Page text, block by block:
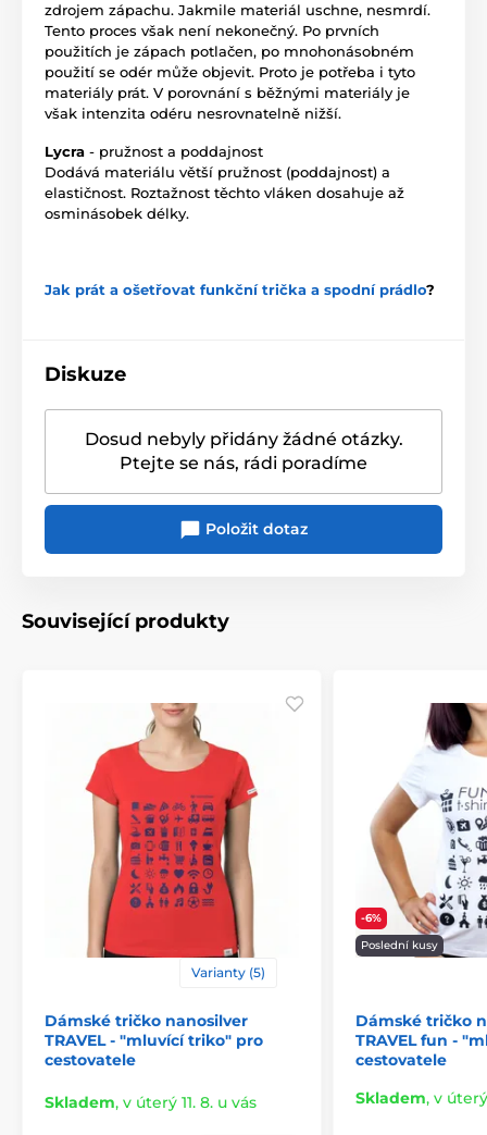
zdrojem zápachu. Jakmile materiál uschne, nesmrdí.
Tento proces však není nekonečný. Po prvních
použitích je zápach potlačen, po mnohonásobném
použití se odér může objevit. Proto je potřeba i tyto
materiály prát. V porovnání s běžnými materiály je
však intenzita odéru nesrovnatelně nižší.
Lycra - pružnost a poddajnost
Dodává materiálu větší pružnost (poddajnost) a
elastičnost. Roztažnost těchto vláken dosahuje až
osminásobek délky.
Jak prát a ošetřovat funkční trička a spodní prádlo?
Diskuze
Dosud nebyly přidány žádné otázky.
Ptejte se nás, rádi poradíme
Položit dotaz
Související produkty
Varianty (5)
Dámské tričko nanosilver
TRAVEL - "mluvící triko" pro
cestovatele
Skladem, v úterý 11. 8. u vás
-6%
Poslední kusy
Dámské tričko
TRAVEL fun -
cestovatele
Skladem, v úterý